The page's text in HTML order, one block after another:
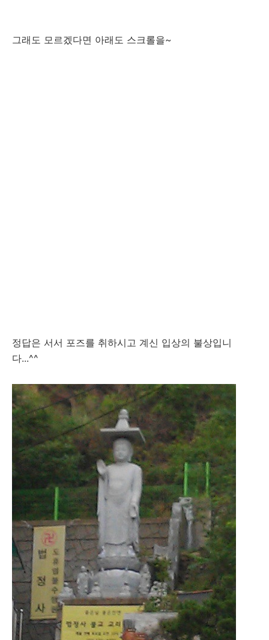
그래도 모르겠다면 아래도 스크롤을~
정답은 서서 포즈를 취하시고 계신 입상의 불상입니
다...^^